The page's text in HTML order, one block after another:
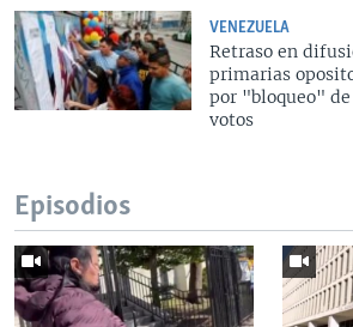
VENEZUELA
Retraso en
primarias
por "bloqueo"
votos
Episodios